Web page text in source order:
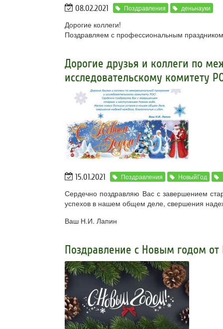
08.02.2021 Поздравления деньнауки
Дорогие коллеги!
Поздравляем с профессиональным
Дорогие друзья и коллеги по
исследовательскому комитету
15.01.2021 Поздравления НовыйГод
Сердечно поздравляю Вас с завершением
успехов в нашем общем деле, свершения
Ваш Н.И. Лапин
Поздравление с Новым годом от